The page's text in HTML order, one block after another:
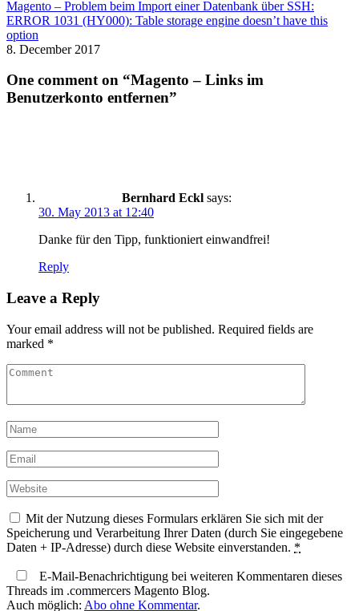
Magento – Problem beim Import einer Datenbank über SSH:
ERROR 1031 (HY000): Table storage engine doesn’t have this
option
8. December 2017
One comment on “Magento – Links im
Benutzerkonto entfernen”
Bernhard Eckl says:
30. May 2013 at 12:40
Danke für den Tipp, funktioniert einwandfrei!
Reply
Leave a Reply
Your email address will not be published. Required fields are
marked *
Mit der Nutzung dieses Formulars erklären Sie sich mit der
Speicherung und Verarbeitung Ihrer Daten (durch Sie eingegebene
Daten + IP-Adresse) durch diese Website einverstanden. *
E-Mail-Benachrichtigung bei weiteren Kommentaren dieses
Threads im .commercers Magento Blog.
Auch möglich: Abo ohne Kommentar.